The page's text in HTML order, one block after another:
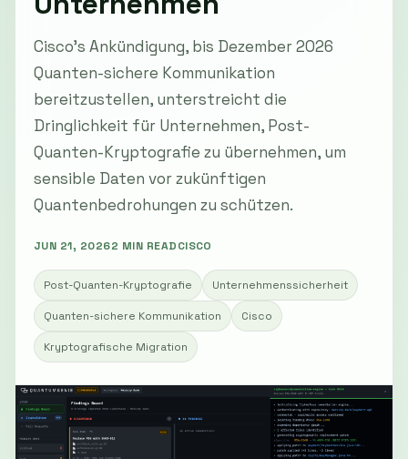
Cisco's Ankündigung, bis Dezember 2026
Quanten-sichere Kommunikation
bereitzustellen, unterstreicht die
Dringlichkeit für Unternehmen, Post-
Quanten-Kryptografie zu übernehmen, um
sensible Daten vor zukünftigen
Quantenbedrohungen zu schützen.
JUN 21, 20262 MIN READCISCO
Post-Quanten-Kryptografie Unternehmenssicherheit
Quanten-sichere Kommunikation Cisco
Kryptografische Migration